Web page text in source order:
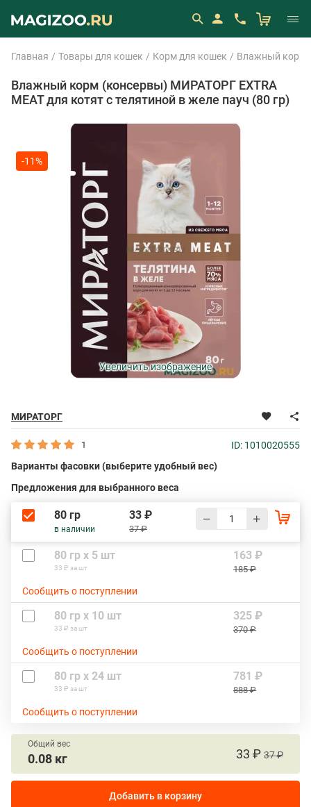
Главная Товары для кошек Корм для кошек Влажный корм
Влажный корм (консервы) МИРАТОРГ EXTRA
MEAT для котят с телятиной в желе пауч (80 гр)
МИРАТОРГ
-11%
Увеличить изображение
1
ID: 1010020555
Варианты фасовки (выберите удобный вес)
Предложения для выбранного веса
80 гр
в наличии
33 ₽
37 ₽
80 гр х 5 шт
33 ₽ за шт
163 ₽
185 ₽
Сообщить о поступлении
80 гр х 10 шт
33 ₽ за шт
325 ₽
370 ₽
Сообщить о поступлении
80 гр х 24 шт
33 ₽ за шт
781 ₽
888 ₽
Сообщить о поступлении
Общий вес
0.08 кг 33 ₽ 37 ₽
Добавить в корзину